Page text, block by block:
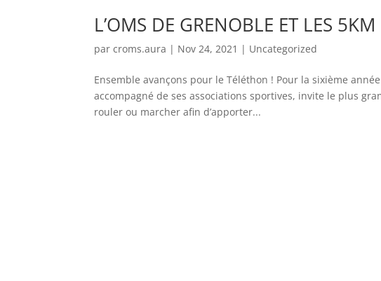
L’OMS DE GRENOBLE ET LES
parcroms.aura | Nov 24, 2021 | Uncategorized
Ensemble avançons pour le Téléthon ! Pour la sixième
accompagné de ses associations sportives, invite le plus
rouler ou marcher afin d’apporter...